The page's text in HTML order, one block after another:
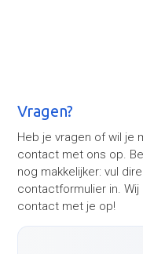
Vragen?
Heb je vragen of wil je
contact met ons op.
nog makkelijker: vul
contactformulier in.
contact met je op!